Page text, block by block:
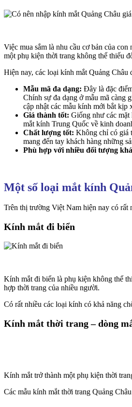
Việc mua sắm là nhu cầu cơ bản của
một phụ kiện thời trang không thể thiếu
Hiện nay, các loại kính mắt Quảng
Mẫu mã đa dạng: Đây là đặc
Chính sự đa dạng ở mẫu mã càng
cập nhật các mẫu kính mới bắt
Giá thành tốt: Giống như các
mắt kính Trung Quốc về kinh
Chất lượng tốt: Không chỉ có giá
mang đến tay khách hàng những
Phù hợp với nhiều đối tượng
Một số loại mắt kính
Trên thị trường Việt Nam hiện nay có rất
Kính mắt đi biển
Kính mắt đi biển là phụ kiện không thể
hợp thời trang của nhiều người.
Có rất nhiều các loại kính có khả năng
Kính mắt thời trang – dòng
Kính mắt trở thành một phụ kiện thời
Các mẫu kính mắt thời trang Quảng